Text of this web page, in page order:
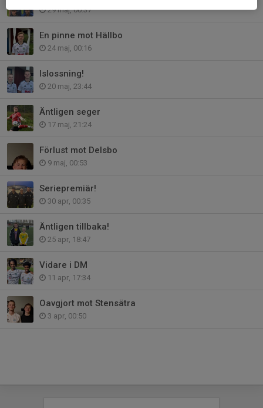
29 maj, 00:37
En pinne mot Hällbo
24 maj, 00:16
Islossning!
20 maj, 23:44
Äntligen seger
17 maj, 21:24
Förlust mot Delsbo
9 maj, 00:53
Seriepremiär!
30 apr, 00:35
Äntligen tillbaka!
25 apr, 18:47
Vidare i DM
11 apr, 17:34
Oavgjort mot Stensätra
3 apr, 00:50